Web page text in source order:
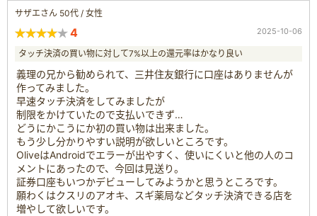
サザエさん 50代 / 女性
4 2025-10-06
タッチ決済の買い物に対して7%以上の還元率はかなり良い
義理の兄から勧められて、三井住友銀行に口座はありませんが
作ってみました。
早速タッチ決済をしてみましたが
制限をかけていたので支払いできず…
どうにかこうにか初の買い物は出来ました。
もう少し分かりやすい説明が欲しいところです。
OliveはAndroidでエラーが出やすく、使いにくいと他の人のコ
メントにあったので、今回は見送り。
証券口座もいつかデビューしてみようかと思うところです。
願わくはクスリのアオキ、スギ薬局などタッチ決済できる店を
増やして欲しいです。